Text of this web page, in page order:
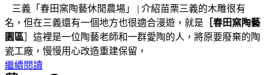
三義「春田窯陶藝休閒農場」 | 介紹苗栗三義的木雕很有
名，但在三義還有一個地方也很適合漫遊，就是 ［春田窯陶藝
園區 ］這裡是一位陶藝老師和一群愛陶的人，將原要廢棄的陶
瓷工廠，慢慢用心改造重建保留，
繼續閱讀